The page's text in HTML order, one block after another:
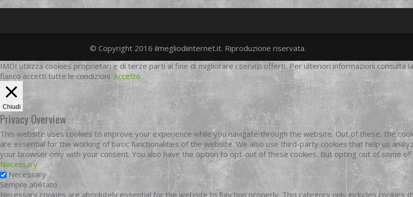
twittergoogleplus
facebook
© Copyright 2016 ilmegliodiinternet.it. Riproduzione riservata.
IMDI utilizza cookies proprietari e di terze parti al fine di migliorare i servizi offerti. Per ulteriori informazioni consulta
fianco accetti tutte le condizioni. Accetto
Chiudi
Privacy Overview
This website uses cookies to improve your experience while you navigate through the website. Out of these, the
are essential for the working of basic functionalities of the website. We also use third-party cookies that help us
your browser only with your consent. You also have the option to opt-out of these cookies. But opting out of some
Necessary
Necessary
Sempre abilitato
Necessary cookies are absolutely essential for the website to function properly. This category only includes